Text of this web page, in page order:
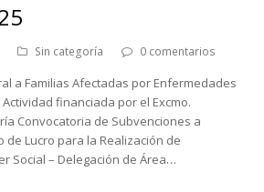
Sin categoría 0 comentarios
a Familias Afectadas por Enfermedades
Actividad financiada por el Excmo.
Convocatoria de Subvenciones a
de Lucro para la Realización de
Social – Delegación de Área…